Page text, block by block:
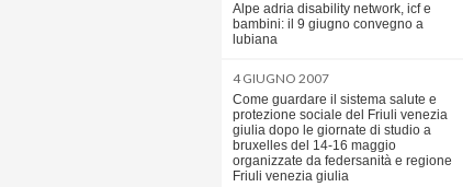
Alpe adria disability network, icf e
bambini: il 9 giugno convegno a
lubiana
4 GIUGNO 2007
Come guardare il sistema salute e
protezione sociale del Friuli venezia
giulia dopo le giornate di studio a
bruxelles del 14-16 maggio
organizzate da federsanità e regione
Friuli venezia giulia